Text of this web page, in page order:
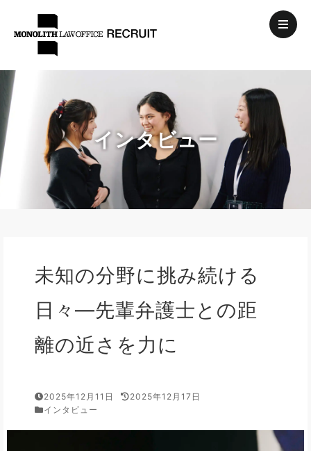
インタビュー
未知の分野に挑み続ける
日々―先輩弁護士との距
離の近さを力に
2025年12月11日
2025年12月17日
インタビュー